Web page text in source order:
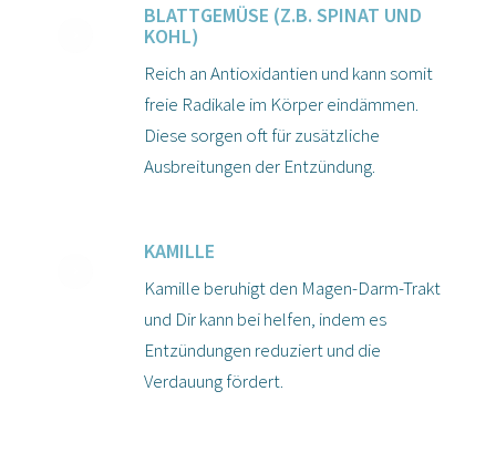
BLATTGEMÜSE (Z.B. SPINAT UND
KOHL)
Reich an Antioxidantien und kann somit
freie Radikale im Körper eindämmen.
Diese sorgen oft für zusätzliche
Ausbreitungen der Entzündung.
KAMILLE
Kamille beruhigt den Magen-Darm-Trakt
und Dir kann bei helfen, indem es
Entzündungen reduziert und die
Verdauung fördert.